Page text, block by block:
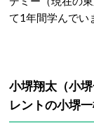
て1年間学んでい
小堺翔太（小
レントの小堺